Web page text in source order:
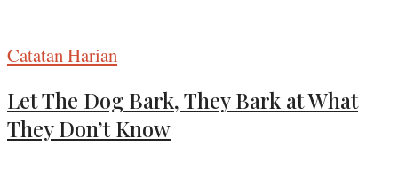
Catatan Harian
Let The Dog Bark, They Bark at What
They Don’t Know